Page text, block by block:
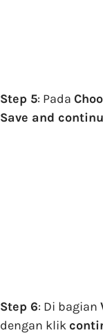
Step 5: Pada
Save and
Step 6: Di bagian
dengan klik